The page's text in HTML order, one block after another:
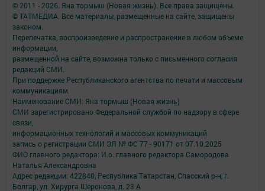
© 2011 - 2026. Яна тормыш (Новая жизнь). Все права защищены.
© ТАТМЕДИА. Все материалы, размещенные на сайте, защищены
законом.
Перепечатка, воспроизведение и распространение в любом объеме
информации,
размещенной на сайте, возможна только с письменного согласия
редакций СМИ.
При поддержке Республиканского агентства по печати и массовым
коммуникациям.
Наименование СМИ: Яна тормыш (Новая жизнь)
СМИ зарегистрировано Федеральной службой по надзору в сфере
связи,
информационных технологий и массовых коммуникаций
запись о регистрации СМИ ЭЛ № ФС 77 - 90171 от 07.10.2025
ФИО главного редактора: И.о. главного редактора Самородова
Наталья Александровна
Адрес редакции: 422840, Республика Татарстан, Спасский р-н, г.
Болгар, ул. Хирурга Шеронова, д. 23 А